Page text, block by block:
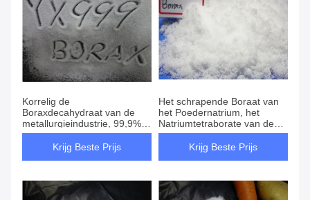
Korrelig de
Boraxdecahydraat van de
metallurgieindustrie, 99,9%
de Boraxpoeder van
Zuiverheidsmsds
Krijg Beste Prijs
Het schrapende Boraat van
het Poedernatrium, het
Natriumtetraborate van de
Hoge Zuiverheidsmsds Borax
Krijg Beste Prijs